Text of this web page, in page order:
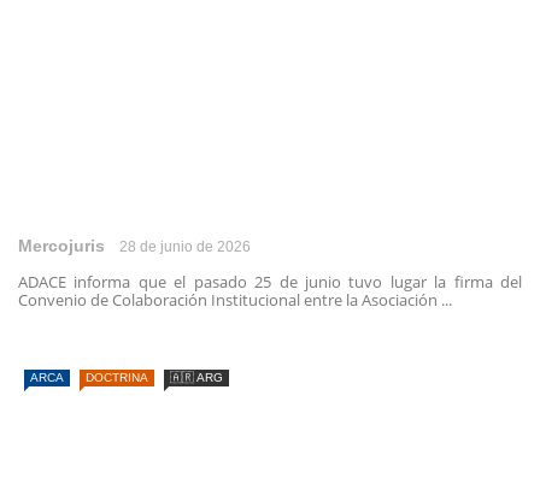
Mercojuris 28 de junio de 2026
ADACE informa que el pasado 25 de junio tuvo lugar la firma del
Convenio de Colaboración Institucional entre la Asociación ...
ARCA DOCTRINA 🇦🇷 ARG